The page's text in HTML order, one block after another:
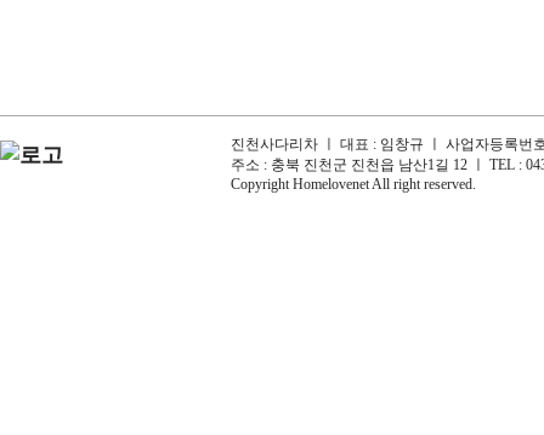
진천사다리차 ㅣ 대표 : 임창규 ㅣ 사업자등록번
주소 : 충북 진천군 진천읍 남산1길 12 ㅣ TEL :
Copyright Homelovenet All right reserved.